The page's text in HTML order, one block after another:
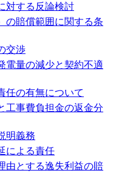
対する反論検討
の賠償範囲に関する条
交渉
電量の減少と契約不適
任の有無について
工事費負担金の返金分
明義務
による責任
由とする逸失利益の賠